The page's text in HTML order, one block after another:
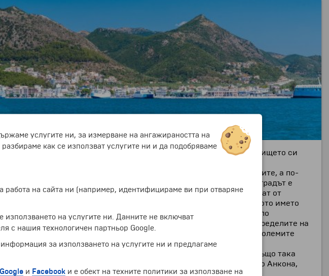
Гърция, на брега на Йонийско море и посредством пристанището си
през 4 век пр. Хр. През 167 г. пр. Хр. е разрушен от римляните, а по-
Както по-голямата част от терирорията на страната през 15 в. градът е
под името Грава. Освобождението от османска власт е резултат от
център на префекрура Теспротия и получава днешното името
50-те и 60-те години на XX в. са издигнати нови сгради около
е неговото пристанище, което е третото по товарооборот в пределите на
Одос, която осигурява връзка на Игуменица с много от големите
отправна точка за йонийските острови Корфу и Паксос като също така
свързва града с някои от важните италиански пристанища, като Анкона,
услугите ни, за измерване на ангажираността на
как се използват услугите ни и да подобряваме
работа на сайта ни (например, идентифицираме ви при отваряне
използването на услугите ни. Данните не включват
с нашия технологичен партньор Google.
за използването на услугите ни и предлагаме
Google и Facebook и е обект на техните политики за използване на